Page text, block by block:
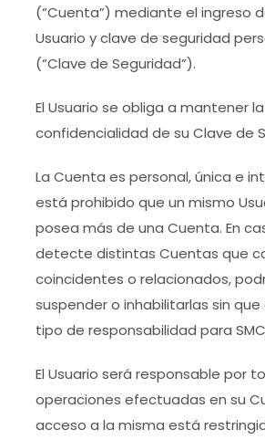
(“Cuenta”) mediante el ingreso
Usuario y clave de seguridad
(“Clave de Seguridad”).
El Usuario se obliga a mantener la
confidencialidad de su Clave de
La Cuenta es personal, única e
está prohibido que un mismo
posea más de una Cuenta. En
detecte distintas Cuentas que
coincidentes o relacionados,
suspender o inhabilitarlas sin que
tipo de responsabilidad para
El Usuario será responsable por
operaciones efectuadas en su
acceso a la misma está